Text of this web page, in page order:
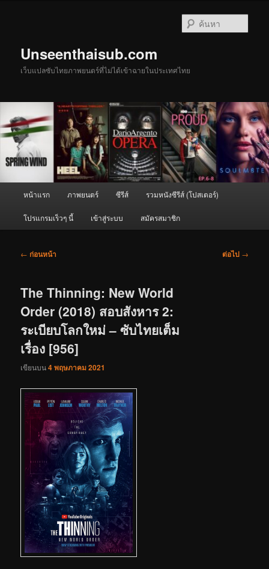
Unseenthaisub.com
เว็บแปลซับไทยภาพยนตร์ที่ไม่ได้เข้าฉายในประเทศไทย
หน้าแรก ภาพยนตร์ ซีรีส์ รวมหนังซีรีส์ (โปสเตอร์)
โปรแกรมเร็วๆ นี้ เข้าสู่ระบบ สมัครสมาชิก
เมนู
← ก่อนหน้า ต่อไป →
The Thinning: New World
Order (2018) สอบสังหาร 2:
ระเบียบโลกใหม่ – ซับไทยเต็ม
เรื่อง [956]
เขียนบน4 พฤษภาคม 2021